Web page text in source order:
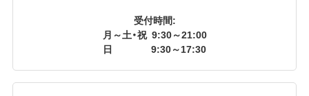
受付時間:
月～土・祝 9:30～21:00
日
9:30～17:30